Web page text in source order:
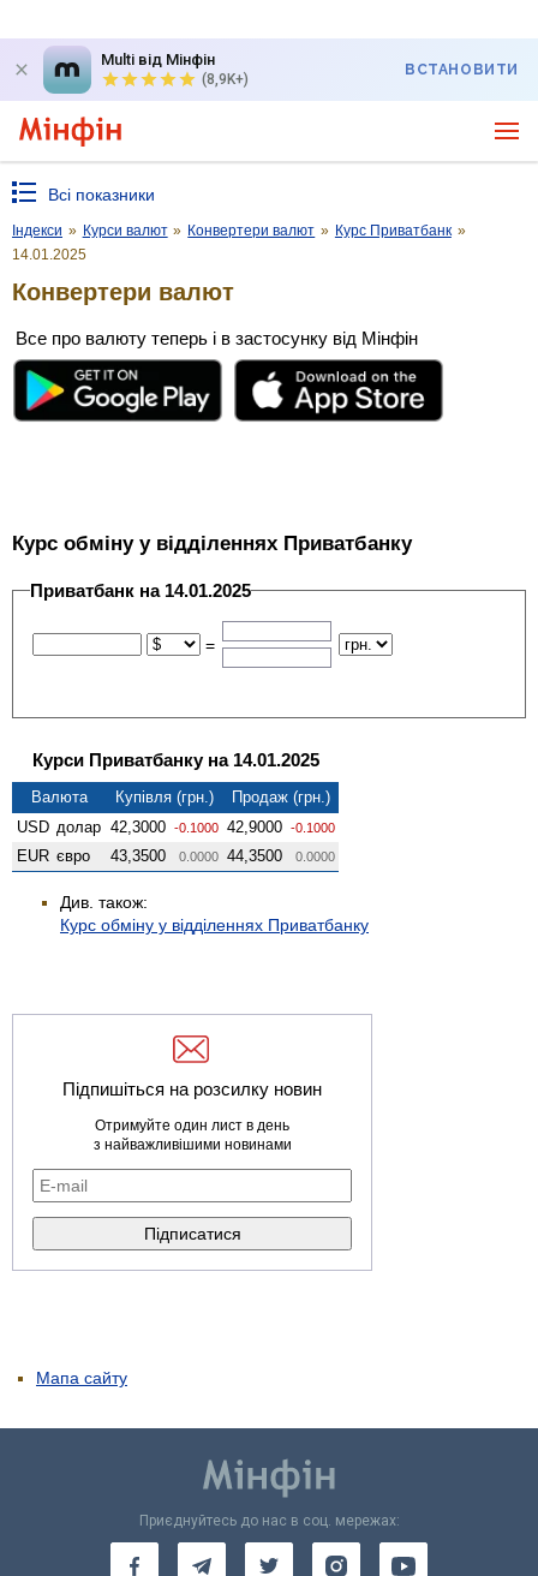
Multi від Мінфін
(8,9K+)
ВСТАНОВИТИ
Всі показники
Індекси » Курси валют » Конвертери валют » Курс Приватбанк »
14.01.2025
Конвертери валют
Все про валюту теперь і в застосунку від Мінфін
Курс обміну у відділеннях Приватбанку
Приватбанк на 14.01.2025
=
Курси Приватбанку на 14.01.2025
Валюта Купівля (грн.)
Продаж (грн.)
USD долар 42,3000 -0.1000 42,9000 -0.1000
EUR євро 43,3500 0.0000 44,3500 0.0000
Див. також:
Курс обміну у відділеннях Приватбанку
Підпишіться на розсилку новин
Отримуйте один лист в день
з найважливішими новинами
Мапа сайту
Приєднуйтесь до нас в соц. мережах: